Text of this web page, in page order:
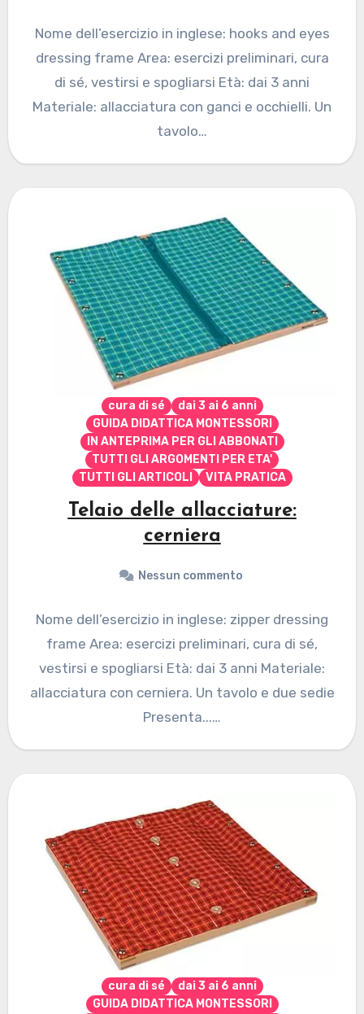
Nome dell’esercizio in inglese: hooks and eyes
dressing frame Area: esercizi preliminari, cura
di sé, vestirsi e spogliarsi Età: dai 3 anni
Materiale: allacciatura con ganci e occhielli. Un
tavolo…
cura di sé
dai 3 ai 6 anni
GUIDA DIDATTICA MONTESSORI
IN ANTEPRIMA PER GLI ABBONATI
TUTTI GLI ARGOMENTI PER ETA'
TUTTI GLI ARTICOLI
VITA PRATICA
Telaio delle allacciature:
cerniera
Nessun commento
Nome dell’esercizio in inglese: zipper dressing
frame Area: esercizi preliminari, cura di sé,
vestirsi e spogliarsi Età: dai 3 anni Materiale:
allacciatura con cerniera. Un tavolo e due sedie
Presenta...…
cura di sé
dai 3 ai 6 anni
GUIDA DIDATTICA MONTESSORI